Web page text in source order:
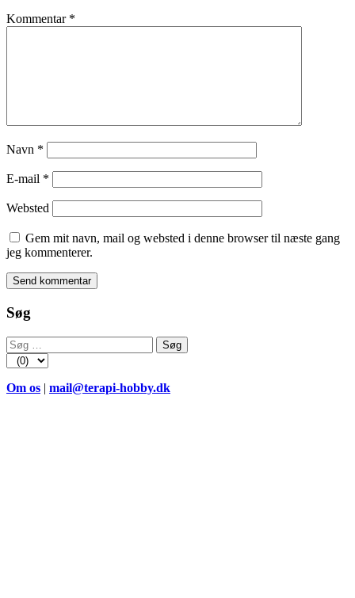
Kommentar *
Navn *
E-mail *
Websted
Gem mit navn, mail og websted i denne browser til næste gang
jeg kommenterer.
Søg
Søg
efter:
Om os | mail@terapi-hobby.dk